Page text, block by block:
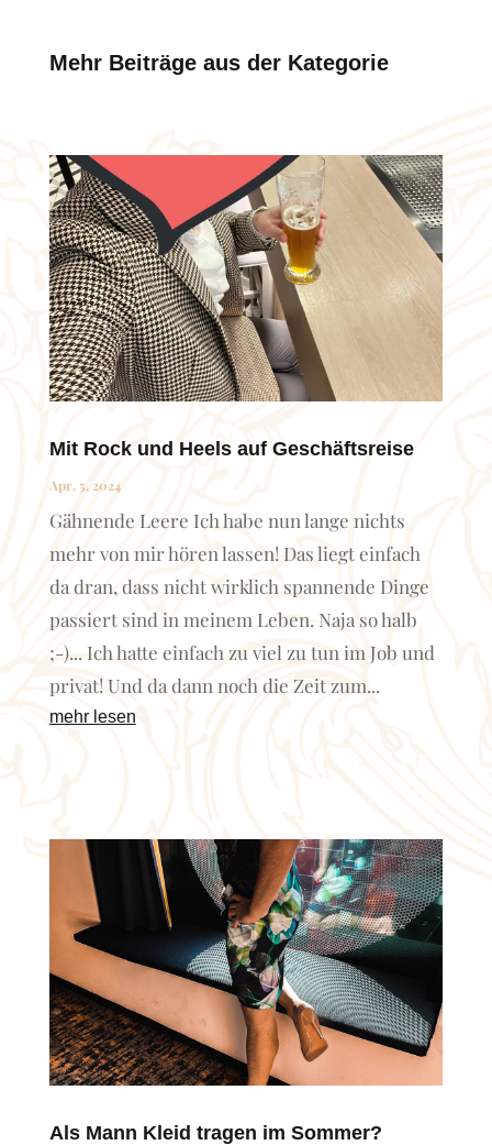
Mehr Beiträge aus der Kategorie
Mit Rock und Heels auf Geschäftsreise
Apr. 5, 2024
Gähnende Leere Ich habe nun lange nichts
mehr von mir hören lassen! Das liegt einfach
da dran, dass nicht wirklich spannende Dinge
passiert sind in meinem Leben. Naja so halb
;-)... Ich hatte einfach zu viel zu tun im Job und
privat! Und da dann noch die Zeit zum...
mehr lesen
Als Mann Kleid tragen im Sommer?